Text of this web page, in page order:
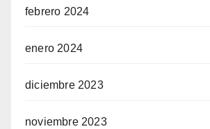
febrero 2024
enero 2024
diciembre 2023
noviembre 2023